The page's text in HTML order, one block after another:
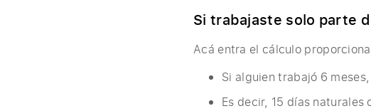
Si trabajaste solo parte
Acá entra el cálculo
Si alguien trabajó 6
Es decir, 15 días naturales